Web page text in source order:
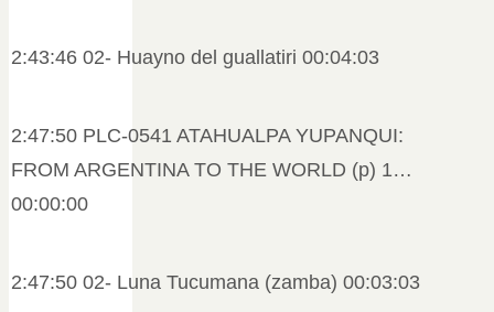
2:43:46 02- Huayno del guallatiri 00:04:03
2:47:50 PLC-0541 ATAHUALPA YUPANQUI:
FROM ARGENTINA TO THE WORLD (p) 1…
00:00:00
2:47:50 02- Luna Tucumana (zamba) 00:03:03